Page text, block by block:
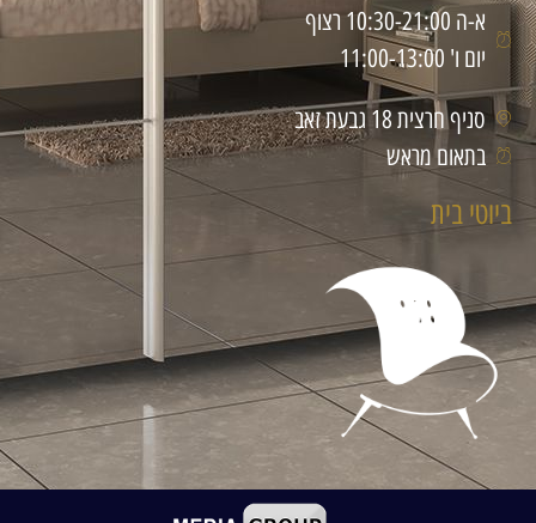
א-ה 10:30-21:00 רצוף
יום ו' 11:00-13:00
סניף חרצית 18 גבעת זאב
בתאום מראש
ביוטי בית